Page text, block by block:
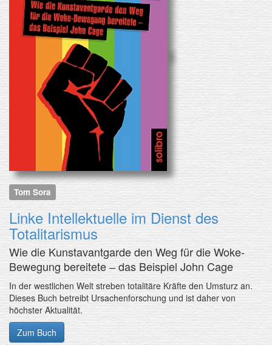
Tom Sora
Linke Intellektuelle im Dienst des
Totalitarismus
Wie die Kunstavantgarde den Weg für die Woke-
Bewegung bereitete ‒ das Beispiel John Cage
In der westlichen Welt streben totalitäre Kräfte den Umsturz an.
Dieses Buch betreibt Ursachenforschung und ist daher von
höchster Aktualität.
Zum Buch